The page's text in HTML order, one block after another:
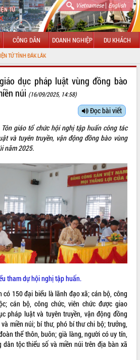
Vietnamese| English
CÔNG DÂN DOANH NGHIỆP DU KHÁCH
ĐẮK LẮK
dục pháp luật vùng đồng bào
núi (16/09/2025, 14:58)
Đọc bài viết
giáo tổ chức hội nghị tập huấn công tác
và tuyên truyền, vận động đồng bào vùng
năm 2025.
tham dự hội nghị tập huấn.
150 đại biểu là lãnh đạo xã; cán bộ, công
cán bộ, công chức, viên chức được giao
pháp luật và tuyên truyền, vận động đồng
miền núi; bí thư, phó bí thư chi bộ; trưởng,
thể thôn, buôn; già làng, người có uy tín,
tộc thiểu số và miền núi trên địa bàn xã